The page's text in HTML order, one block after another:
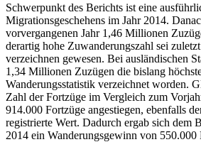
Schwerpunkt des Berichts ist eine
Migrationsgeschehens im Jahr 2014.
vorvergangenen Jahr 1,46 Millionen
derartig hohe Zuwanderungszahl sei
verzeichnen gewesen. Bei ausländischen
1,34 Millionen Zuzügen die bislang
Wanderungsstatistik verzeichnet worden.
Zahl der Fortzüge im Vergleich zum
914.000 Fortzüge angestiegen, ebenfalls
registrierte Wert. Dadurch ergab sich dem
2014 ein Wanderungsgewinn von 550.000